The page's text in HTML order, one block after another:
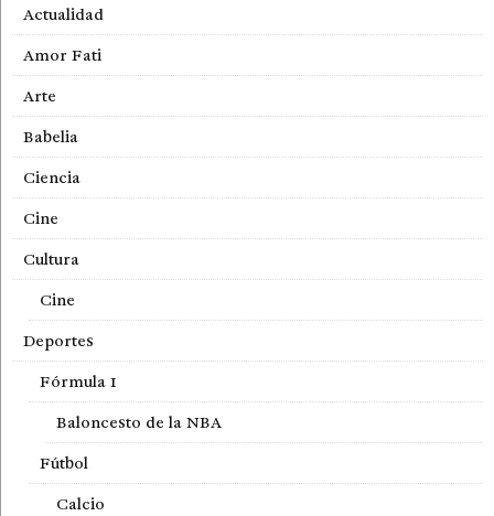
Actualidad
Amor Fati
Arte
Babelia
Ciencia
Cine
Cultura
Cine
Deportes
Fórmula 1
Baloncesto de la NBA
Fútbol
Calcio